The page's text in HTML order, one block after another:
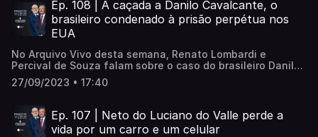
das vítimas para acabar com a vida deles. Cíntia está
presa, e o Ministério Público incluiu em denúncia que o
crime teve 'motivo fútil'. Relembre o caso.
Ep. 108 | A caçada a Danilo Cavalcante, o
brasileiro condenado à prisão perpétua nos
EUA
No Arquivo Vivo desta semana, Renato Lombardi e
Percival de Souza falam sobre o caso do brasileiro Danilo
Cavalcante, que ficou 14 dias fugindo da polícia dos
Estados Unidos. O criminoso deixou uma região em pânico
condenado à prisão perpétua pelo assassinato da ex-
companheira.
27/09/2023 • 17:40
Ep. 107 | Neto do Luciano do Valle perde a
vida por um carro e um celular